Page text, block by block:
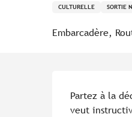
CULTURELLE SORTIE
Embarcadère,
Partez à la
veut